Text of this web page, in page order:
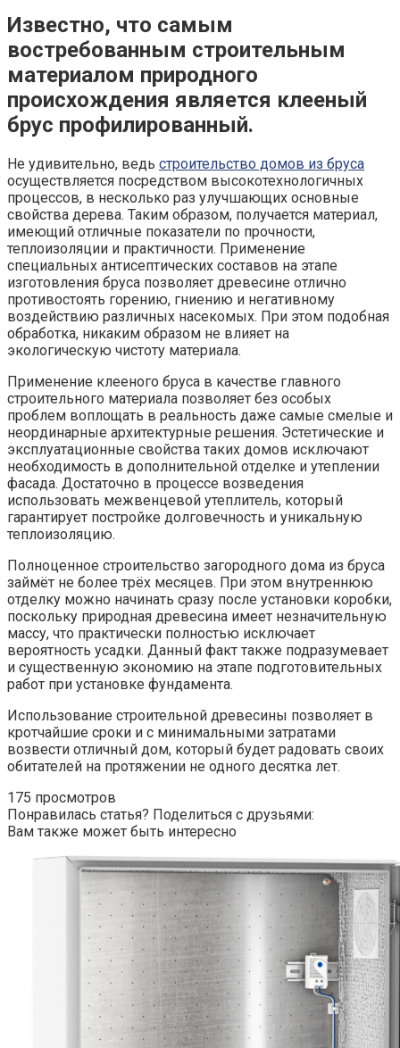
Известно, что самым
востребованным строительным
материалом природного
происхождения является клееный
брус профилированный.
Не удивительно, ведь строительство домов из бруса
осуществляется посредством высокотехнологичных
процессов, в несколько раз улучшающих основные
свойства дерева. Таким образом, получается материал,
имеющий отличные показатели по прочности,
теплоизоляции и практичности. Применение
специальных антисептических составов на этапе
изготовления бруса позволяет древесине отлично
противостоять горению, гниению и негативному
воздействию различных насекомых. При этом подобная
обработка, никаким образом не влияет на
экологическую чистоту материала.
Применение клееного бруса в качестве главного
строительного материала позволяет без особых
проблем воплощать в реальность даже самые смелые и
неординарные архитектурные решения. Эстетические и
эксплуатационные свойства таких домов исключают
необходимость в дополнительной отделке и утеплении
фасада. Достаточно в процессе возведения
использовать межвенцевой утеплитель, который
гарантирует постройке долговечность и уникальную
теплоизоляцию.
Полноценное строительство загородного дома из бруса
займёт не более трёх месяцев. При этом внутреннюю
отделку можно начинать сразу после установки коробки,
поскольку природная древесина имеет незначительную
массу, что практически полностью исключает
вероятность усадки. Данный факт также подразумевает
и существенную экономию на этапе подготовительных
работ при установке фундамента.
Использование строительной древесины позволяет в
кротчайшие сроки и с минимальными затратами
возвести отличный дом, который будет радовать своих
обитателей на протяжении не одного десятка лет.
175 просмотров
Понравилась статья? Поделиться с друзьями:
Вам также может быть интересно